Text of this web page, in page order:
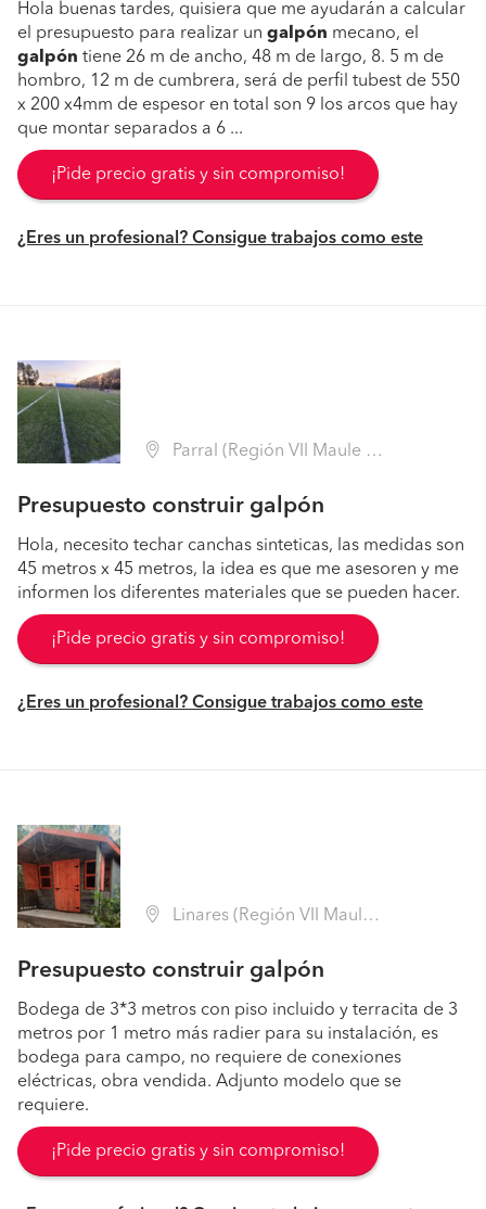
Hola buenas tardes, quisiera que me ayudarán a calcular
el presupuesto para realizar un galpón mecano, el
galpón tiene 26 m de ancho, 48 m de largo, 8. 5 m de
hombro, 12 m de cumbrera, será de perfil tubest de 550
x 200 x4mm de espesor en total son 9 los arcos que hay
que montar separados a 6 ...
¡Pide precio gratis y sin compromiso!
¿Eres un profesional? Consigue trabajos como este
Parral (Región VII Maule - Linares)
Presupuesto construir galpón
Hola, necesito techar canchas sinteticas, las medidas son
45 metros x 45 metros, la idea es que me asesoren y me
informen los diferentes materiales que se pueden hacer.
¡Pide precio gratis y sin compromiso!
¿Eres un profesional? Consigue trabajos como este
Linares (Región VII Maule - Linares)
Presupuesto construir galpón
Bodega de 3*3 metros con piso incluido y terracita de 3
metros por 1 metro más radier para su instalación, es
bodega para campo, no requiere de conexiones
eléctricas, obra vendida. Adjunto modelo que se
requiere.
¡Pide precio gratis y sin compromiso!